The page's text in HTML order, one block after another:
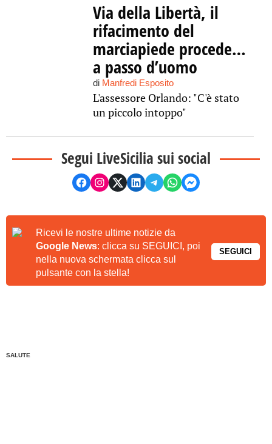
Via della Libertà, il
rifacimento del
marciapiede procede…
a passo d’uomo
di Manfredi Esposito
L'assessore Orlando: "C'è stato
un piccolo intoppo"
Segui LiveSicilia sui social
Ricevi le nostre ultime notizie da
Google News: clicca su SEGUICI, poi
nella nuova schermata clicca sul
pulsante con la stella!
SEGUICI
SALUTE